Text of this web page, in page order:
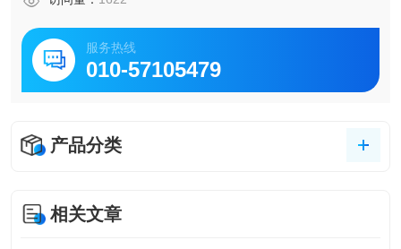
服务热线
010-57105479
产品分类
相关文章